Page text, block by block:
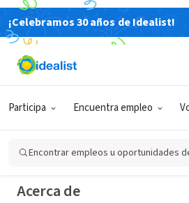
¡Celebramos 30 años de Idealist!
Participa Encuentra empleo
Encontrar empleos u oportunidades
ORGANIZACIÓN SIN FIN DE LUCRO
American Legislative
Council
washington, DC|www.alec.org/
Acerca de